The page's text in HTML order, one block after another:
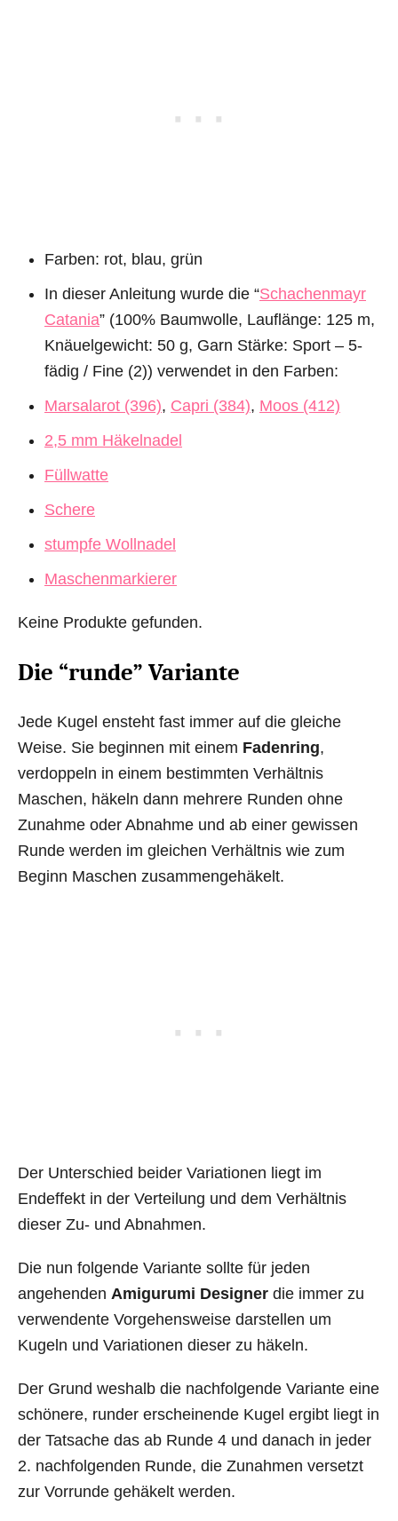
Farben: rot, blau, grün
In dieser Anleitung wurde die “Schachenmayr
Catania” (100% Baumwolle, Lauflänge: 125 m,
Knäuelgewicht: 50 g, Garn Stärke: Sport – 5-
fädig / Fine (2)) verwendet in den Farben:
Marsalarot (396), Capri (384), Moos (412)
2,5 mm Häkelnadel
Füllwatte
Schere
stumpfe Wollnadel
Maschenmarkierer
Keine Produkte gefunden.
Die “runde” Variante
Jede Kugel ensteht fast immer auf die gleiche
Weise. Sie beginnen mit einem Fadenring,
verdoppeln in einem bestimmten Verhältnis
Maschen, häkeln dann mehrere Runden ohne
Zunahme oder Abnahme und ab einer gewissen
Runde werden im gleichen Verhältnis wie zum
Beginn Maschen zusammengehäkelt.
Der Unterschied beider Variationen liegt im
Endeffekt in der Verteilung und dem Verhältnis
dieser Zu- und Abnahmen.
Die nun folgende Variante sollte für jeden
angehenden Amigurumi Designer die immer zu
verwendente Vorgehensweise darstellen um
Kugeln und Variationen dieser zu häkeln.
Der Grund weshalb die nachfolgende Variante eine
schönere, runder erscheinende Kugel ergibt liegt in
der Tatsache das ab Runde 4 und danach in jeder
2. nachfolgenden Runde, die Zunahmen versetzt
zur Vorrunde gehäkelt werden.